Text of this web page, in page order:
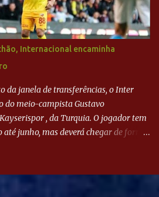
Internacional encaminha
da janela de transferências, o Inter
do meio-campista Gustavo
, da Turquia. O jogador tem
junho, mas deverá chegar de forma
da Itália, e Ludogorets, da
foi a Chapecoense, em 2020.